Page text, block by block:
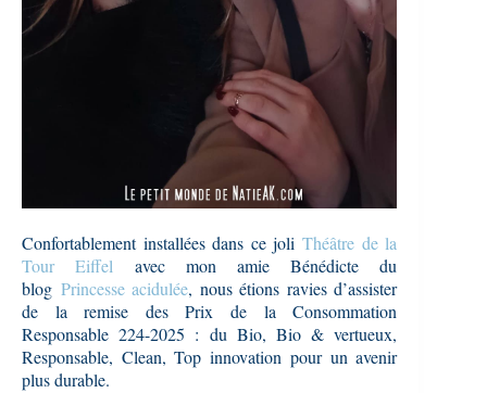
Confortablement installées dans ce joliThéâtre de la
Tour Eiffel avec mon amie Bénédicte du
blog Princesse acidulée, nous étions ravies d’assister
de la remise des Prix de la Consommation
Responsable 224-2025 : du Bio, Bio & vertueux,
Responsable, Clean, Top innovation pour un avenir
plus durable.